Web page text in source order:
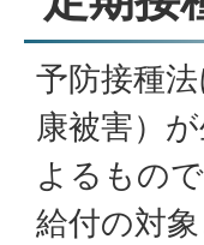
予防接種
康被害）
よるもの
給付の対象